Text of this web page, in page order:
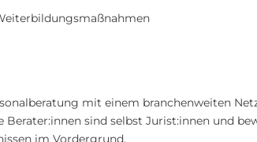
mit einem branchenweiten
Berater:innen sind selbst Jurist:innen und
im Vordergrund.